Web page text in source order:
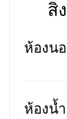
สิ่
ห้องน
ห้องน้